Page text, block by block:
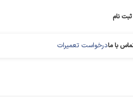
نام
با مادرخواست تعمیرات